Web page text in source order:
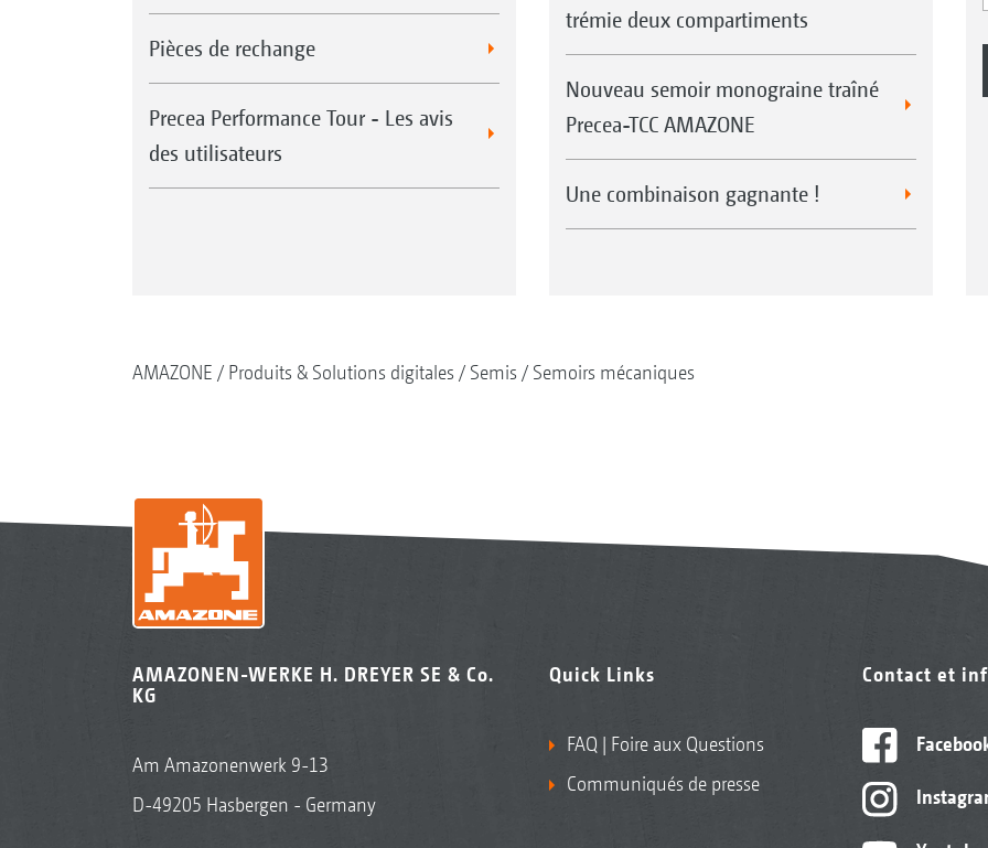
Pièces de rechange
Precea Performance Tour - Les avis
des utilisateurs
trémie deux compartiments
Nouveau semoir monograine traîné
Precea-TCC AMAZONE
Une combinaison gagnante !
AMAZONE Produits & Solutions digitales Semis Semoirs mécaniques
AMAZONEN-WERKE H. DREYER SE & Co.
KG
Am Amazonenwerk 9-13
D-49205 Hasbergen - Germany
Quick Links
FAQ | Foire aux Questions
Communiqués de presse
Contact et